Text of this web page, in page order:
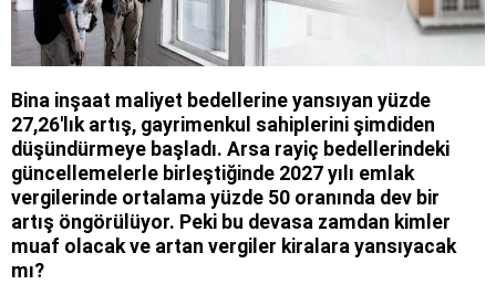
Bina inşaat maliyet bedellerine yansıyan yüzde
27,26'lık artış, gayrimenkul sahiplerini şimdiden
düşündürmeye başladı. Arsa rayiç bedellerindeki
güncellemelerle birleştiğinde 2027 yılı emlak
vergilerinde ortalama yüzde 50 oranında dev bir
artış öngörülüyor. Peki bu devasa zamdan kimler
muaf olacak ve artan vergiler kiralara yansıyacak
mı?